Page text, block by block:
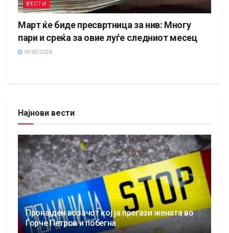
ВЕСТИ
Март ќе биде пресвртница за нив: Многу
пари и среќа за овие луѓе следниот месец
18/02/2026
Најнови вести
Пронајден возачот кој ја прегази жената во
Ѓорче Петров и побегна